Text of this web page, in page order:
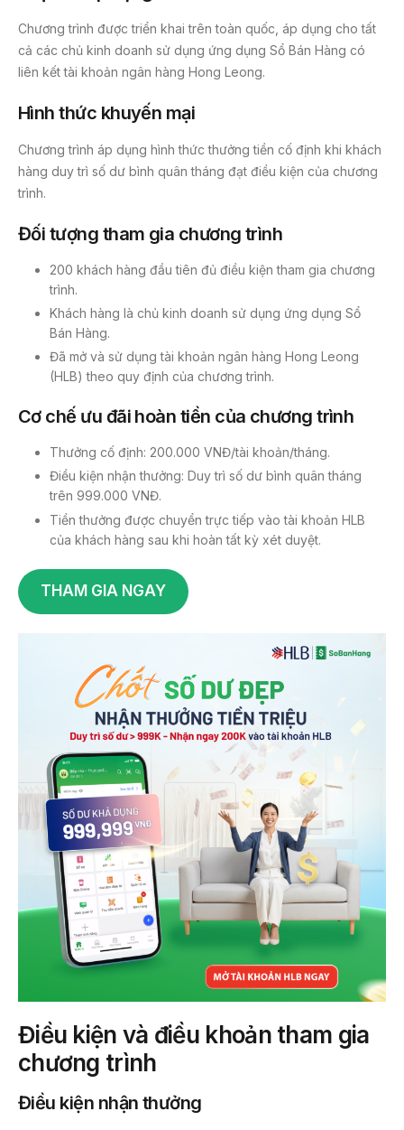
Chương trình được triển khai trên toàn quốc, áp dụng cho tất
cả các chủ kinh doanh sử dụng ứng dụng Sổ Bán Hàng có
liên kết tài khoản ngân hàng Hong Leong.
Hình thức khuyến mại
Chương trình áp dụng hình thức thưởng tiền cố định khi khách
hàng duy trì số dư bình quân tháng đạt điều kiện của chương
trình.
Đối tượng tham gia chương trình
200 khách hàng đầu tiên đủ điều kiện tham gia chương
trình.
Khách hàng là chủ kinh doanh sử dụng ứng dụng Sổ
Bán Hàng.
Đã mở và sử dụng tài khoản ngân hàng Hong Leong
(HLB) theo quy định của chương trình.
Cơ chế ưu đãi hoàn tiền của chương trình
Thưởng cố định: 200.000 VNĐ/tài khoản/tháng.
Điều kiện nhận thưởng: Duy trì số dư bình quân tháng
trên 999.000 VNĐ.
Tiền thưởng được chuyển trực tiếp vào tài khoản HLB
của khách hàng sau khi hoàn tất kỳ xét duyệt.
THAM GIA NGAY
Điều kiện và điều khoản tham gia
chương trình
Điều kiện nhận thưởng